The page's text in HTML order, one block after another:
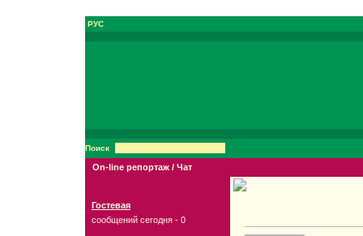
РУС
Поиск
On-line репортаж / Чат
Гостевая
сообщений сегодня - 0